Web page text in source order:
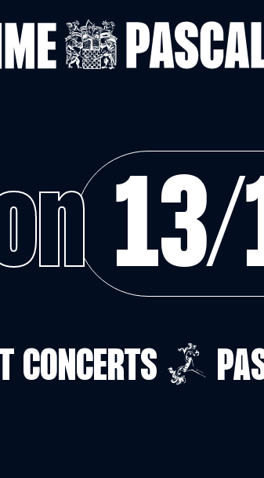
CONCERTS